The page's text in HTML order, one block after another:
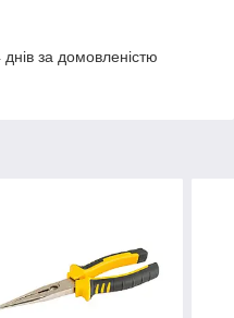
за домовленістю